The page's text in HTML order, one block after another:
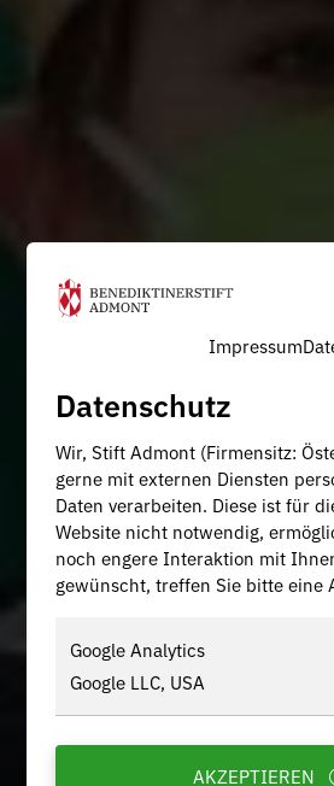
Impressum
Datenschutz
Wir, Stift Admont (Firmensitz:
gerne mit externen Diensten
Daten verarbeiten. Diese ist für
Website nicht notwendig,
noch engere Interaktion mit
gewünscht, treffen Sie bitte eine
Google Analytics
Google LLC, USA
AKZEPTIEREN